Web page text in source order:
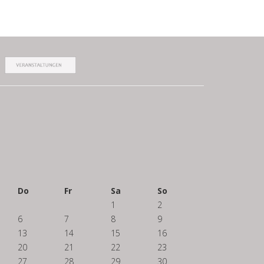
Do Fr Sa
So
1
2
6 7 8
9
13 14 15
16
20 21 22
23
27 28 29 30